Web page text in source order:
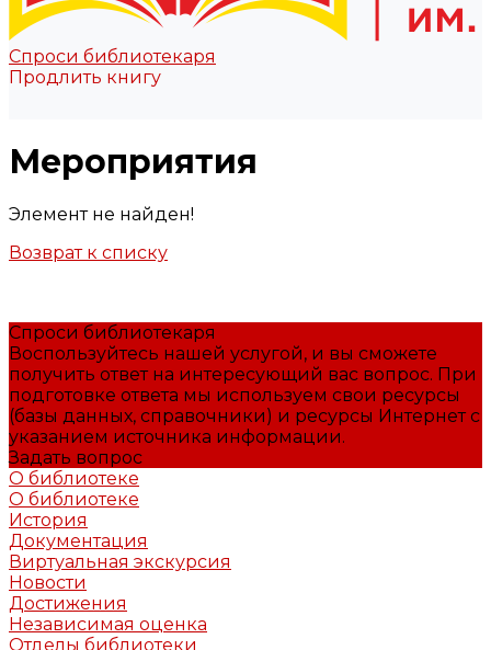
Спроси библиотекаря
Продлить книгу
Мероприятия
Элемент не найден!
Возврат к списку
Спроси библиотекаря
Воспользуйтесь нашей услугой, и вы сможете
получить ответ на интересующий вас вопрос. При
подготовке ответа мы используем свои ресурсы
(базы данных, справочники) и ресурсы Интернет с
указанием источника информации.
Задать вопрос
О библиотеке
О библиотеке
История
Документация
Виртуальная экскурсия
Новости
Достижения
Независимая оценка
Отделы библиотеки